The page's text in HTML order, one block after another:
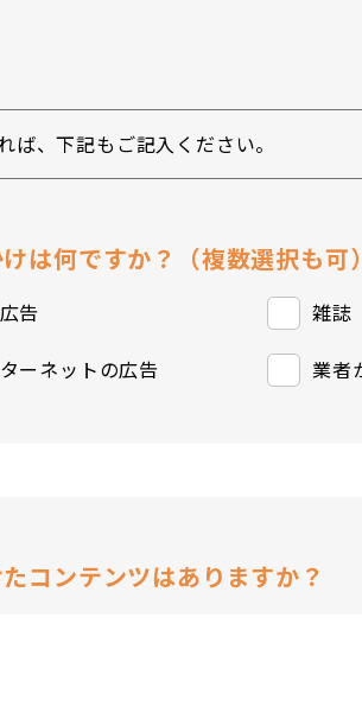
ば、下記もご記入ください。
は何ですか？（複数選択も可）
告
雑誌
ーネットの広告
業者
コンテンツはありますか？